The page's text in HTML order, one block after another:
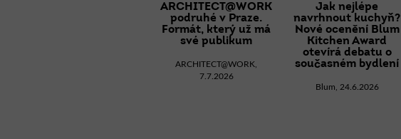
ARCHITECT@WORK
podruhé v Praze.
Formát, který už má
své publikum
ARCHITECT@WORK,
7.7.2026
Jak nejlépe
navrhnout kuchyň?
Nové ocenění Blum
Kitchen Award
otevírá debatu o
současném bydlení
Blum, 24.6.2026